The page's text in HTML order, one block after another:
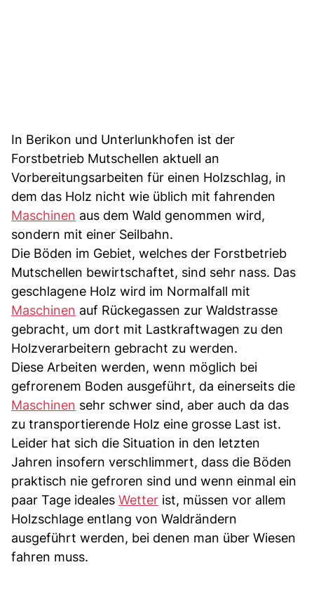
In Berikon und Unterlunkhofen ist der
Forstbetrieb Mutschellen aktuell an
Vorbereitungsarbeiten für einen Holzschlag, in
dem das Holz nicht wie üblich mit fahrenden
Maschinen aus dem Wald genommen wird,
sondern mit einer Seilbahn.
Die Böden im Gebiet, welches der Forstbetrieb
Mutschellen bewirtschaftet, sind sehr nass. Das
geschlagene Holz wird im Normalfall mit
Maschinen auf Rückegassen zur Waldstrasse
gebracht, um dort mit Lastkraftwagen zu den
Holzverarbeitern gebracht zu werden.
Diese Arbeiten werden, wenn möglich bei
gefrorenem Boden ausgeführt, da einerseits die
Maschinen sehr schwer sind, aber auch da das
zu transportierende Holz eine grosse Last ist.
Leider hat sich die Situation in den letzten
Jahren insofern verschlimmert, dass die Böden
praktisch nie gefroren sind und wenn einmal ein
paar Tage ideales Wetter ist, müssen vor allem
Holzschlage entlang von Waldrändern
ausgeführt werden, bei denen man über Wiesen
fahren muss.